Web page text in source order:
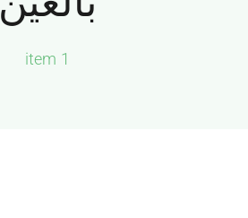
1 item